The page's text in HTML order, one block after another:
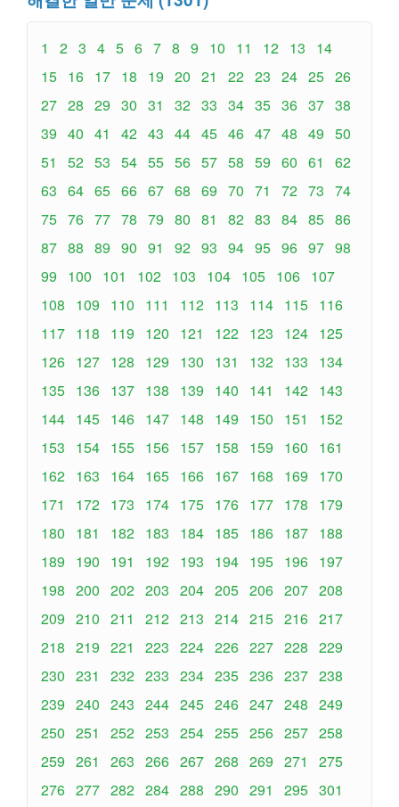
1 2 3 4 5 6 7 8 9 10 11 12 13
14
15 16 17 18 19 20 21 22 23 24 25 26
27 28 29 30 31 32 33 34 35 36 37 38
39 40 41 42 43 44 45 46 47 48 49 50
51
52 53 54 55 56 57 58 59 60 61
62
63 64 65 66 67 68 69 70 71 72 73 74
75 76 77 78 79 80 81 82 83 84 85 86
87 88 89 90 91 92 93 94 95 96 97 98
99
100 101 102 103 104 105 106 107
108
109 110 111 112 113 114 115 116
117 118 119 120 121 122 123 124 125
126 127 128 129 130 131 132 133
134
135 136 137 138 139 140 141 142 143
144 145 146 147 148 149 150 151
152
153
154 155 156 157 158 159 160
161
162 163 164 165 166 167 168 169
170
171
172 173 174 175 176 177 178
179
180
181 182 183 184 185 186 187 188
189
190 191 192 193 194 195 196 197
198 200 202 203 204 205 206 207 208
209 210 211 212 213 214 215 216 217
218 219 221 223 224 226 227 228 229
230 231 232 233 234 235 236 237 238
239 240 243 244 245 246 247 248 249
250 251 252 253 254 255 256 257 258
259 261 263 266 267 268 269 271
275
276 277 282 284 288 290 291 295 301